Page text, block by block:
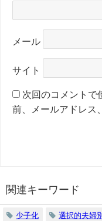
メール
サイト
次回のコメントで
前、メールアドレス
関連キーワード
少子化 選択的夫婦